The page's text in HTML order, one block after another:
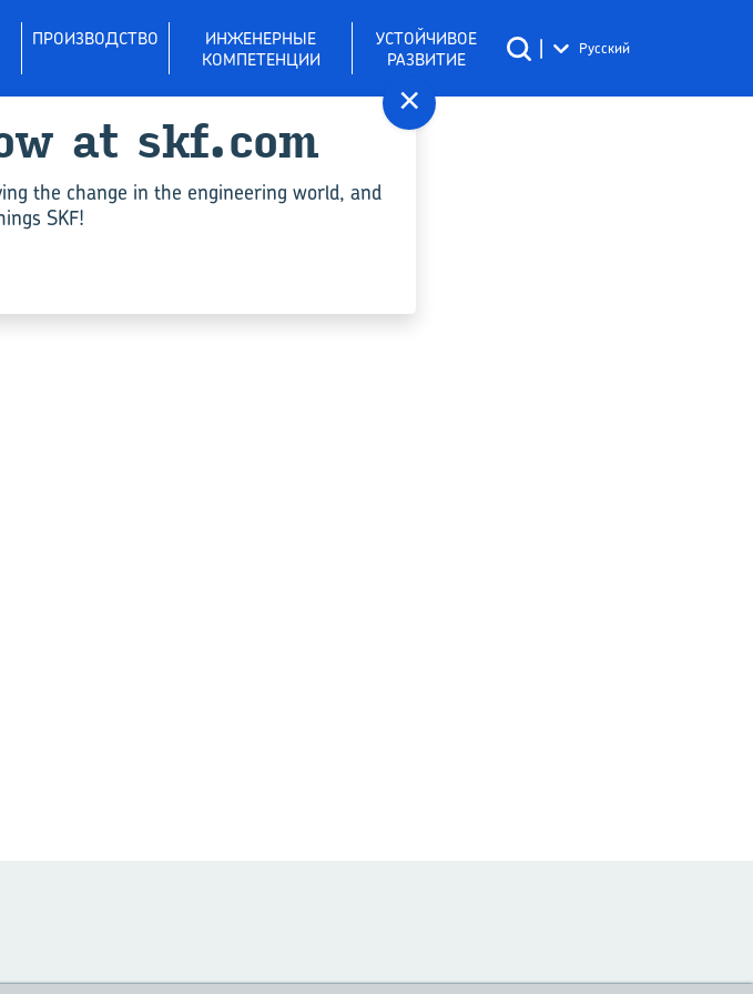
ПРОИЗВОДСТВО
ИНЖЕНЕРНЫЕ
КОМПЕТЕНЦИИ
УСТОЙЧИВОЕ
РАЗВИТИЕ
| Русский
product"
×
at skf.com
the change in the engineering world, and
SKF!